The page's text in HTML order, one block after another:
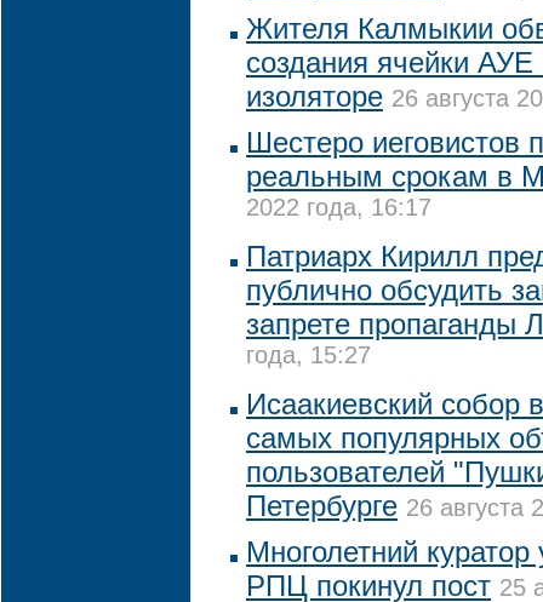
Жителя Калмыкии
создания ячейки
изоляторе 26 августа
Шестеро иеговистов
реальным срокам в
2022 года, 16:17
Патриарх Кирилл
публично обсудить
запрете пропаганды
года, 15:27
Исаакиевский собор
самых популярных
пользователей
Петербурге 26 августа
Многолетний
РПЦ покинул пост 25